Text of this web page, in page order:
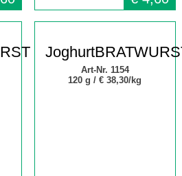
Art-Nr. 1154
120 g /€ 38,30/kg